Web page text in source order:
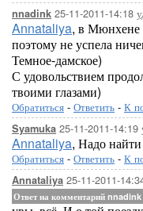
nnadink 25-11-2011-14:18
Annataliya, в Мюнхене
поэтому не успела
Темное-дамское)
С удовольствием
твоими глазами)
Обратиться - Ответить - К
Syamuka 25-11-2011-14:19
Annataliya, Надо
Обратиться - Ответить - К
Annataliya 25-11-2011-
Ответ на комментарий nnadink